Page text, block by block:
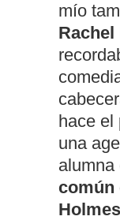
mío
Rachel
hace el
una
alumna
común